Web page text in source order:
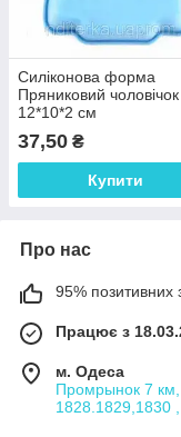
Силіконова форма
Пряниковий чоловічок
12*10*2 см
37,50 ₴
Купити
Про нас
95% позитивних з
Працює з
м. Одеса
Промрынок 7
1828.1829,1830